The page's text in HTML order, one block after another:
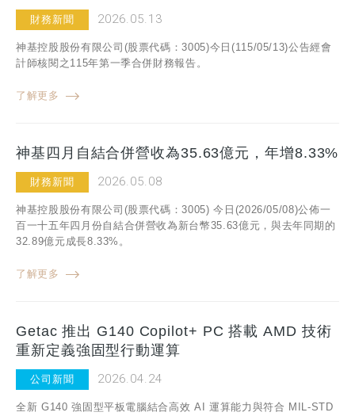
財務新聞 2026.05.13
神基控股股份有限公司(股票代碼：3005)今日(115/05/13)公告經會
計師核閱之115年第一季合併財務報告。
了解更多
神基四月自結合併營收為35.63億元，年增8.33%
財務新聞 2026.05.08
神基控股股份有限公司(股票代碼：3005) 今日(2026/05/08)公佈一
百一十五年四月份自結合併營收為新台幣35.63億元，與去年同期的
32.89億元成長8.33%。
了解更多
Getac 推出 G140 Copilot+ PC 搭載 AMD 技術
重新定義強固型行動運算
公司新聞 2026.04.24
全新 G140 強固型平板電腦結合高效 AI 運算能力與符合 MIL-STD